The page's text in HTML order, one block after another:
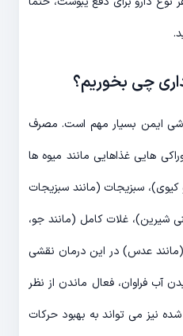
چی بخوریم؟
ایمن بسیار مهم است. مصرف
هایی غذاهایی مانند میوه ها
کیوی)، سبزیجات (مانند سبزیجات
شیرین)، غلات کامل (مانند جو،
(مانند عدس) در این درمان نقشی
آب فراوان، فعال ماندن از نظر
نیز می تواند به بهبود حرکات